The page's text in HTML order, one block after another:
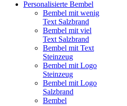
Personalisierte Bembel
Bembel mit wenig
Text Salzbrand
Bembel mit viel
Text Salzbrand
Bembel mit Text
Steinzeug
Bembel mit Logo
Steinzeug
Bembel mit Logo
Salzbrand
Bembel